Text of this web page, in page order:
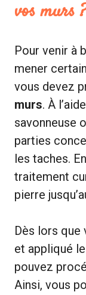
vos murs
Pour venir à
mener
vous devez
murs. À
savonneuse
parties
les taches.
traitement
pierre
Dès lors
et appliqué le
pouvez
Ainsi, vous